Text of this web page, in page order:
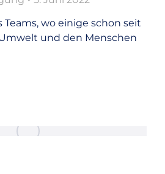
Teams, wo einige schon seit
und den Menschen